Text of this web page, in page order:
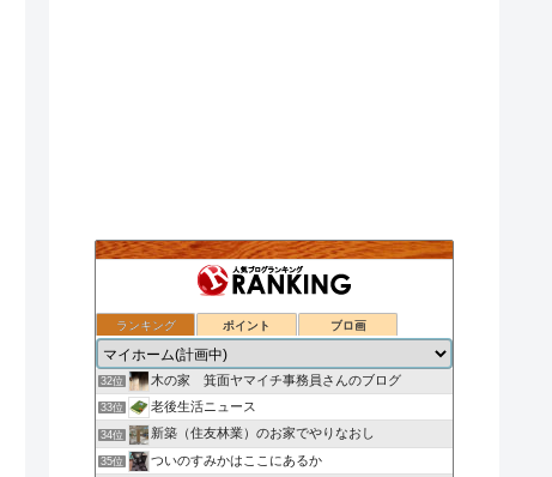
ランキング ポイント ブロ画
30位 注文住宅の施工例［Cecorei.com］BLOG
31位 姫路で注文二世帯住宅を建てたい
32位 木の家 箕面ヤマイチ事務員さんのブログ
33位 老後生活ニュース
34位 新築（住友林業）のお家でやりなおし
35位 ついのすみかはここにあるか